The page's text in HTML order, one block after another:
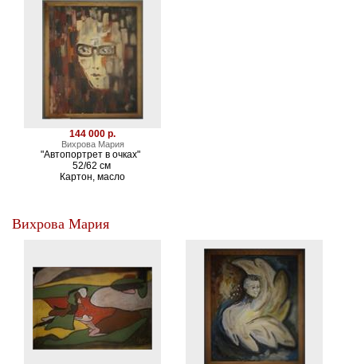
144 000 р.
Вихрова Мария
"Автопортрет в очках"
52/62 см
Картон, масло
Вихрова Мария